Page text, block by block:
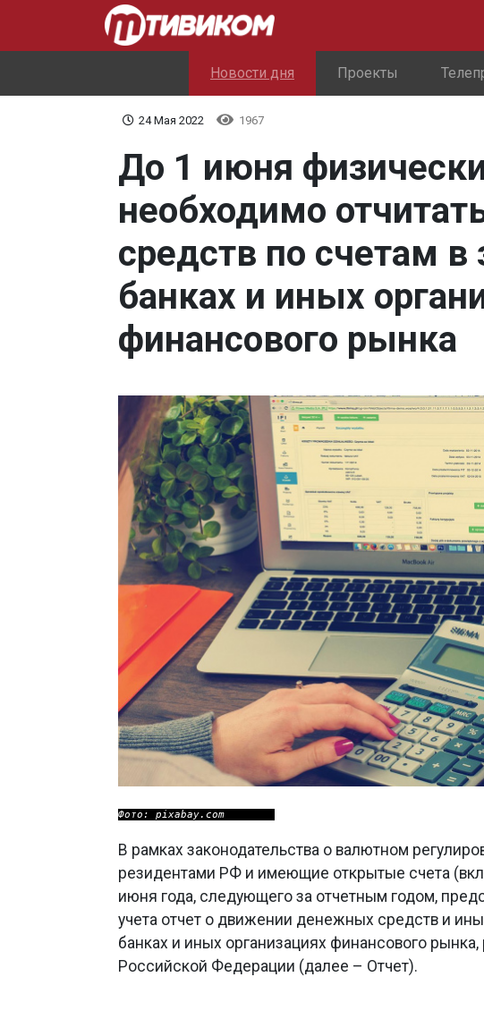
Новости дня Проекты
24 Мая 2022 1967
До 1 июня
необходимо
средств по счетам
банках и иных
финансового рынка
Фото: pixabay.com
В рамках законодательства о валютном
резидентами РФ и имеющие открытые счета
июня года, следующего за отчетным годом,
учета отчет о движении денежных средств и
банках и иных организациях финансового
Российской Федерации (далее – Отчет).